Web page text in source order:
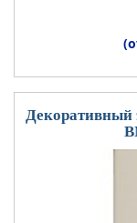
Декоративный